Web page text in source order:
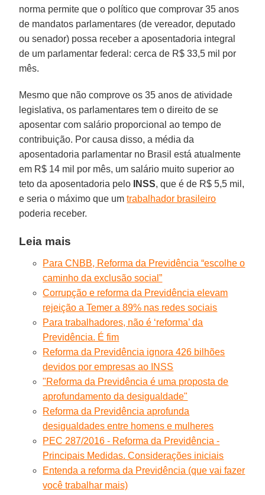
norma permite que o político que comprovar 35 anos
de mandatos parlamentares (de vereador, deputado
ou senador) possa receber a aposentadoria integral
de um parlamentar federal: cerca de R$ 33,5 mil por
mês.
Mesmo que não comprove os 35 anos de atividade
legislativa, os parlamentares tem o direito de se
aposentar com salário proporcional ao tempo de
contribuição. Por causa disso, a média da
aposentadoria parlamentar no Brasil está atualmente
em R$ 14 mil por mês, um salário muito superior ao
teto da aposentadoria pelo
INSS, que é de R$ 5,5 mil,
e seria o máximo que umtrabalhador brasileiro
poderia receber.
Leia mais
Para CNBB, Reforma da Previdência “escolhe o
caminho da exclusão social”
Corrupção e reforma da Previdência elevam
rejeição a Temer a 89% nas redes sociais
Para trabalhadores, não é ‘reforma’ da
Previdência. É fim
Reforma da Previdência ignora 426 bilhões
devidos por empresas ao INSS
"Reforma da Previdência é uma proposta de
aprofundamento da desigualdade"
Reforma da Previdência aprofunda
desigualdades entre homens e mulheres
PEC 287/2016 - Reforma da Previdência -
Principais Medidas. Considerações iniciais
Entenda a reforma da Previdência (que vai fazer
você trabalhar mais)